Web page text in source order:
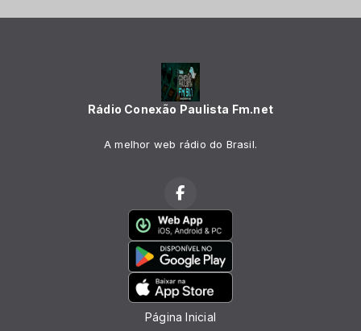
Rádio Conexão Paulista Fm.net
A melhor web rádio do Brasil.
Página Inicial